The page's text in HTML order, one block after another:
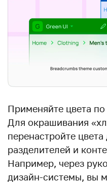
Применяйте цвета
Для окрашивания
перенастройте цвета
разделителей и
Например, через
дизайн-системы, вы